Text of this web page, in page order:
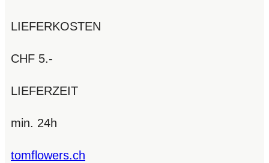
LIEFERKOSTEN
CHF 5.-
LIEFERZEIT
min. 24h
tomflowers.ch